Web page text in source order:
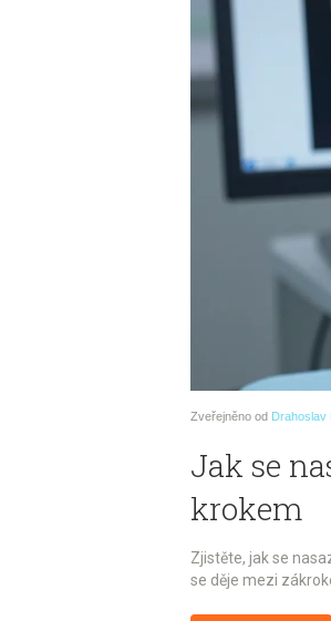
Zveřejněno od Drahoslav
Jak se
krokem
Zjistěte, jak se
se děje mezi